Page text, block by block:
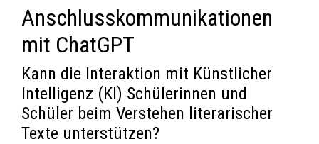
Anschlusskommunikationen
mit ChatGPT
Kann die Interaktion mit Künstlicher
Intelligenz (KI) Schülerinnen und
Schüler beim Verstehen literarischer
Texte unterstützen?